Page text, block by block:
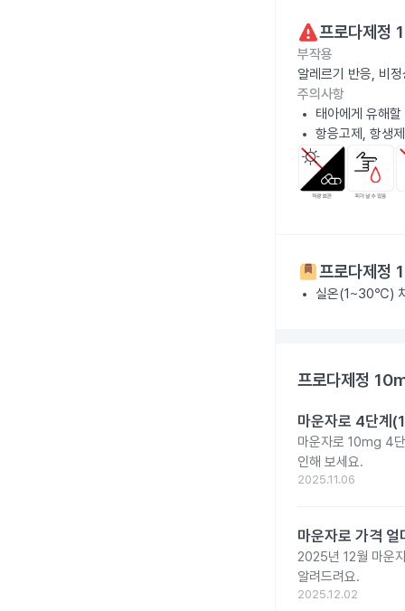
프로다제정
부작용
알레르기 반응, 비
주의사항
태아에게 유해
항응고제, 항생
프로다제정
실온(1~30℃)
프로다제정
마운자로 4단계
마운자로 10mg 4
인해 보세요.
2025.11.06
마운자로 가격
2025년 12월 마운
알려드려요.
2025.12.02